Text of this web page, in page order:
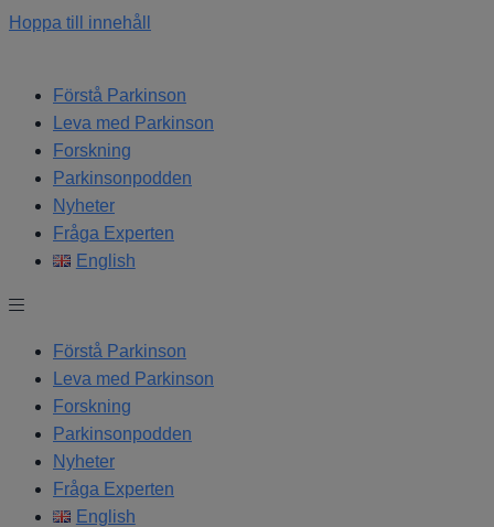
Hoppa till innehåll
Förstå Parkinson
Leva med Parkinson
Forskning
Parkinsonpodden
Nyheter
Fråga Experten
English
Förstå Parkinson
Leva med Parkinson
Forskning
Parkinsonpodden
Nyheter
Fråga Experten
English